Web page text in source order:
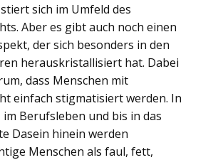
sich im Umfeld des
Aber es gibt auch noch einen
der sich besonders in den
herauskristallisiert hat. Dabei
dass Menschen mit
einfach stigmatisiert werden. In
im Berufsleben und bis in das
Dasein hinein werden
Menschen als faul, fett,